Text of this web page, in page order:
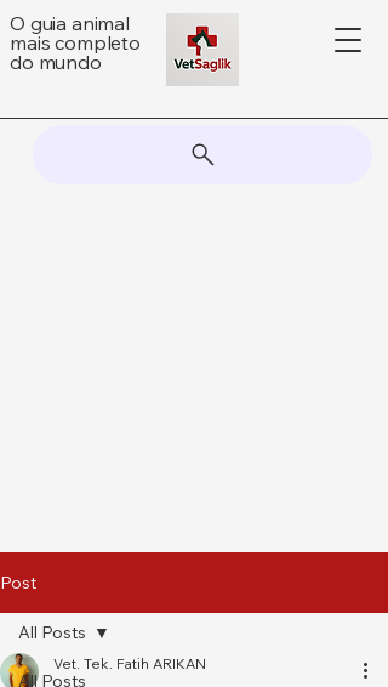
O guia animal
mais completo
do mundo
Post
All Posts
All Posts
Vet. Tek. Fatih ARIKAN